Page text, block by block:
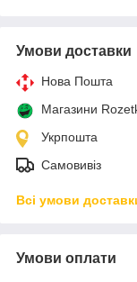
Умови доставки
Нова Пошта
Магазини
Укрпошта
Самовивіз
Всі умови
Умови оплати